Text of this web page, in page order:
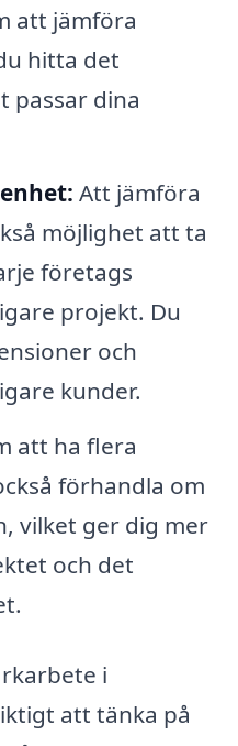
att jämföra
hitta det
passar dina
Att jämföra
möjlighet att ta
företags
projekt. Du
och
kunder.
att ha flera
förhandla om
vilket ger dig mer
och det
i
att tänka på